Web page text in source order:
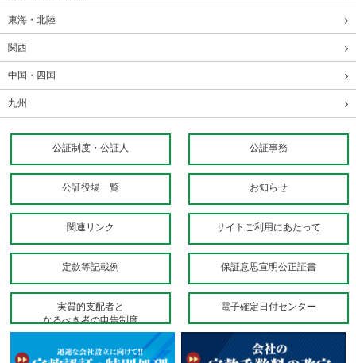
東海・北陸
関西
中国・四国
九州
公証制度・公証人 公証事務
公証役場一覧 お知らせ
関連リンク サイトご利用にあたって
定款等記載例 保証意思宣明公正証書
実質的支配者と
なるべき者の申告制度
電子確定日付センター